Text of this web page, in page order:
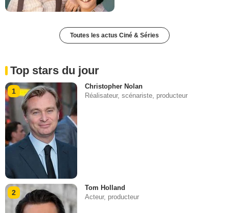
Toutes les actus Ciné & Séries
Top stars du jour
1
Christopher Nolan
Réalisateur, scénariste, producteur
2
Tom Holland
Acteur, producteur